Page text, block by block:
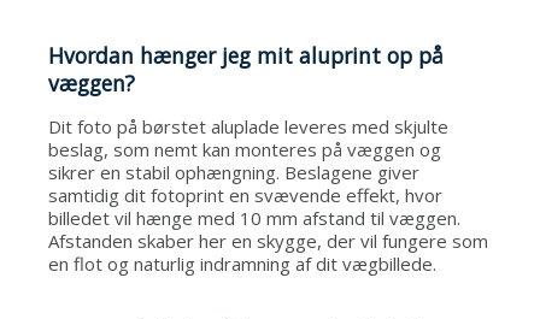
Hvordan hænger jeg mit aluprint op på
væggen?
Dit foto på børstet aluplade leveres med skjulte
beslag, som nemt kan monteres på væggen og
sikrer en stabil ophængning. Beslagene giver
samtidig dit fotoprint en svævende effekt, hvor
billedet vil hænge med 10 mm afstand til væggen.
Afstanden skaber her en skygge, der vil fungere som
en flot og naturlig indramning af dit vægbillede.